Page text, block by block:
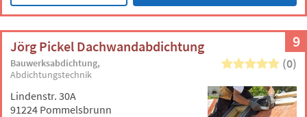
9
Jörg Pickel Dachwandabdichtung
Bauwerksabdichtung
Abdichtungstechnik
(0)
Lindenstr. 30A
91224 Pommelsbrunn